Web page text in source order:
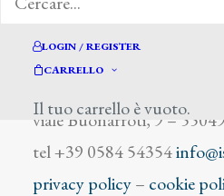
LOGIN / REGISTER
CARRELLO
Il tuo carrello è vuoto.
viale Buonarroti, 9 –
tel +39 0584 54354
privacy policy– cookie